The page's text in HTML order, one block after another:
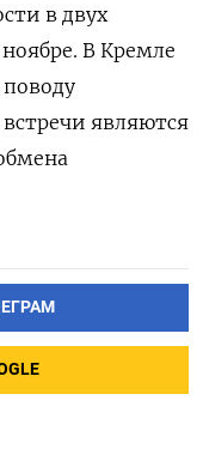
в двух
В Кремле
являются